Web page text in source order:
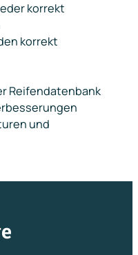
korrekt
korrekt
Reifendatenbank
und